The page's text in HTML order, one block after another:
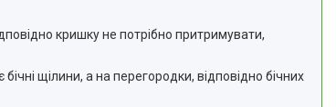
кришку не потрібно притримувати,
щілини, а на перегородки, відповідно бічних